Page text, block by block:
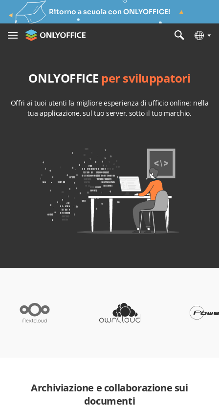
Ritorno a scuola con ONLYOFFICE!
ONLYOFFICE per sviluppatori
Offri ai tuoi utenti la migliore esperienza di ufficio online: nella
tua applicazione, sul tuo server, sotto il tuo marchio.
Archiviazione e collaborazione sui
documenti